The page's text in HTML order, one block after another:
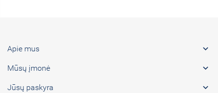
Apie mus 
Mūsų įmonė 
Jūsų paskyra 